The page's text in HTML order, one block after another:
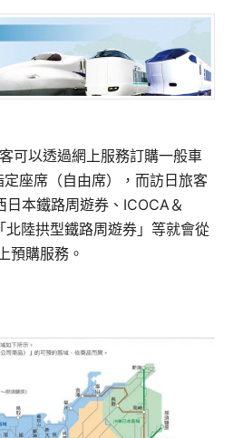
可以透過網上服務訂購一般車
座席（自由席），而訪日旅客
本鐵路周遊券、ICOCA＆
北陸拱型鐵路周遊券」等就會從
預購服務。